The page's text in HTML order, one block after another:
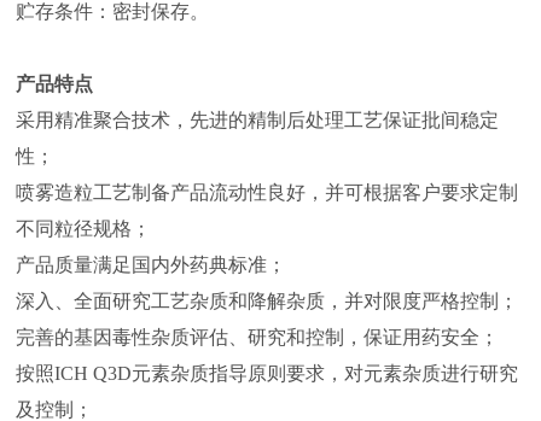
贮存条件：密封保存。
产品特点
采用精准聚合技术，先进的精制后处理工艺保证批间稳定
性；
喷雾造粒工艺制备产品流动性良好，并可根据客户要求定制
不同粒径规格；
产品质量满足国内外药典标准；
深入、全面研究工艺杂质和降解杂质，并对限度严格控制；
完善的基因毒性杂质评估、研究和控制，保证用药安全；
按照ICH Q3D元素杂质指导原则要求，对元素杂质进行研究
及控制；